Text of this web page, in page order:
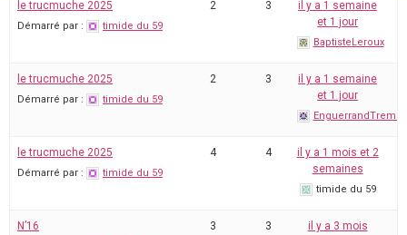
le trucmuche 2025
Démarré par : timide du 59
2 3
il y a 1 semaine
et 1 jour
BaptisteLeroux
le trucmuche 2025
Démarré par : timide du 59
2 3
il y a 1 semaine
et 1 jour
le trucmuche 2025
Démarré par : timide du 59
4 4
il y a 1 mois et 2
semaines
timide du 59
N’16 3 3 il y a 3 mois